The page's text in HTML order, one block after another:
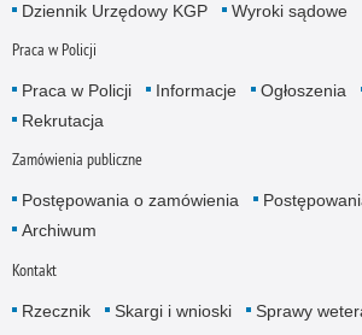
Dziennik Urzędowy KGP Wyroki sądowe
Praca w Policji
Praca w Policji Informacje Ogłoszenia
Rekrutacja
Zamówienia publiczne
Postępowania o zamówienia
Archiwum
Kontakt
Rzecznik Skargi i wnioski Sprawy